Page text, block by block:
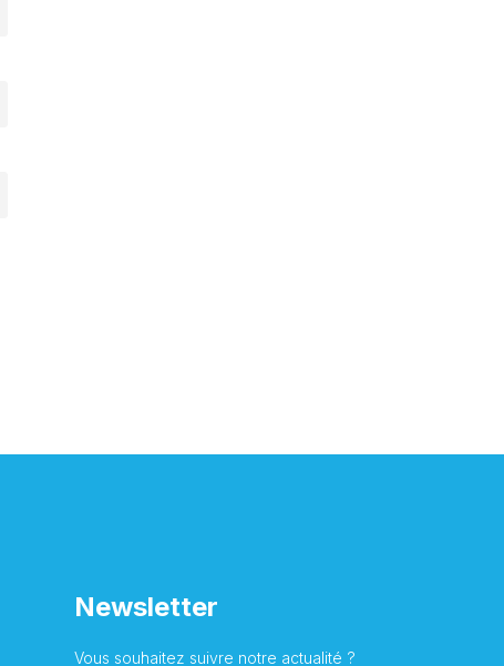
Newsletter
Vous souhaitez suivre notre actualité ?